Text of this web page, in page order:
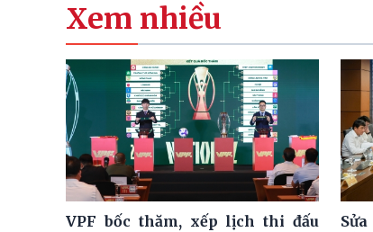
Xem nhiều
VPF bốc thăm, xếp lịch thi đấu